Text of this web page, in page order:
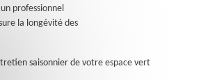
professionnel
la longévité des
saisonnier de votre espace vert